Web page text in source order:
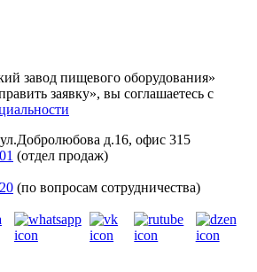
завод пищевого оборудования»
заявку», вы соглашаетесь с
ул.Добролюбова д.16, офис 315
(отдел продаж)
(по вопросам сотрудничества)